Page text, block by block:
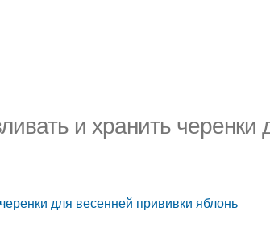
и хранить черенки
для весенней прививки яблонь